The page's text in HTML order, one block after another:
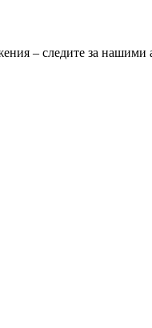
– следите за нашими